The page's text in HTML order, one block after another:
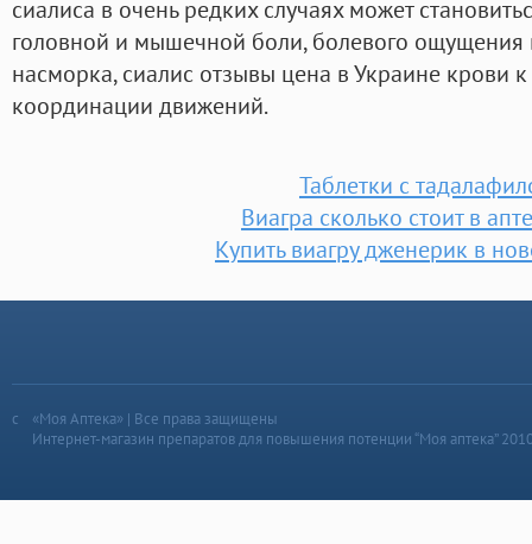
сиалиса в очень редких случаях может
головной и мышечной боли, болевого ощущения
насморка, сиалис отзывы цена в Украине крови
координации движений.
Таблетки с
Виагра сколько стоит в
Купить виагру дженерик в
«Моя Аптека» | Все права защищены
Интернет-магазин препаратов для повышения потенции “Моя аптека”